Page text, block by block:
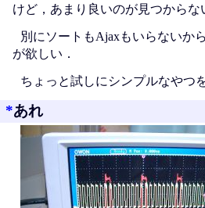
けど，あまり良いのが見つからな
別にソートもAjaxもいらないか
が欲しい．
ちょっと試しにシンプルなやつ
*あれ